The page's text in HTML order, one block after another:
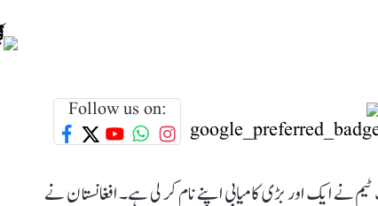
Follow us on:
نے ایک اور بڑی کامیابی اپنے نام کر لی ہے۔ افغانستان نے